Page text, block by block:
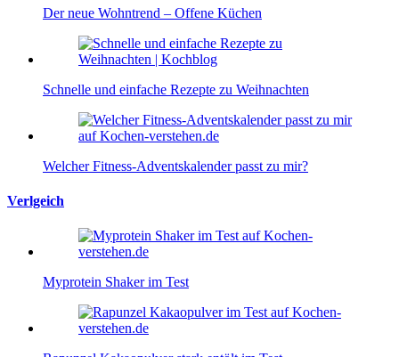
Der neue Wohntrend – Offene Küchen
Schnelle und einfache Rezepte zu Weihnachten
Welcher Fitness-Adventskalender passt zu mir?
Verlgeich
Myprotein Shaker im Test